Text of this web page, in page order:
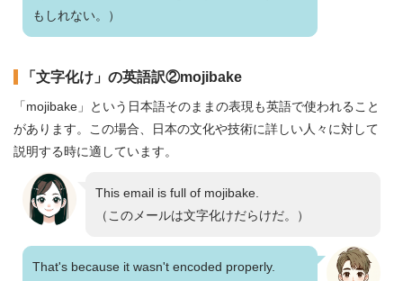
もしれない。）
「文字化け」の英語訳②mojibake
「mojibake」という日本語そのままの表現も英語で使われること
があります。この場合、日本の文化や技術に詳しい人々に対して
説明する時に適しています。
This email is full of mojibake.
（このメールは文字化けだらけだ。）
That's because it wasn't encoded properly.